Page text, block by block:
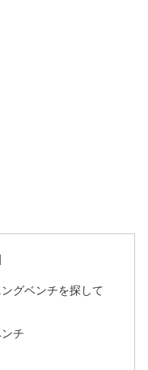
グベンチを探して
チ